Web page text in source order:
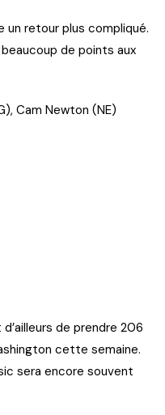
un retour plus compliqué.
de points aux
Cam Newton (NE)
de prendre 206
cette semaine.
sera encore souvent